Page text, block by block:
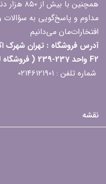
همچنین با
مداوم و پاسخ‌گویی به سؤالات
افتخارات‌مان می‌دانیم
آدرس فروشگاه : تهران شهرک
F2 واحد 237-239 ( فروشگاه لیو هپی)
شماره تلفن : ۰۲۱۴۶۱۲۱۹۰۱
نقشه